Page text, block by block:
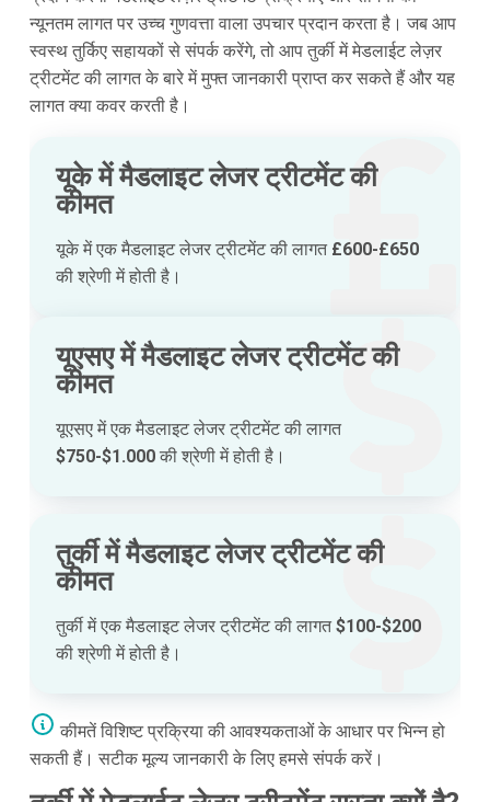
न्यूनतम लागत पर उच्च गुणवत्ता वाला उपचार प्रदान करता है। जब आप
स्वस्थ तुर्किए सहायकों से संपर्क करेंगे, तो आप तुर्की में मेडलाईट लेज़र
ट्रीटमेंट की लागत के बारे में मुफ्त जानकारी प्राप्त कर सकते हैं और यह
लागत क्या कवर करती है।
यूके में मैडलाइट लेजर ट्रीटमेंट की
कीमत
यूके में एक मैडलाइट लेजर ट्रीटमेंट की लागत £600-£650
की श्रेणी में होती है।
यूएसए में मैडलाइट लेजर ट्रीटमेंट की
कीमत
यूएसए में एक मैडलाइट लेजर ट्रीटमेंट की लागत
$750-$1.000की श्रेणी में होती है।
तुर्की में मैडलाइट लेजर ट्रीटमेंट की
कीमत
तुर्की में एक मैडलाइट लेजर ट्रीटमेंट की लागत$100-$200
की श्रेणी में होती है।
कीमतें विशिष्ट प्रक्रिया की आवश्यकताओं के आधार पर भिन्न हो
सकती हैं। सटीक मूल्य जानकारी के लिए हमसे संपर्क करें।